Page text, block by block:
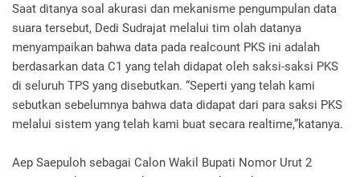
Saat ditanya soal akurasi dan mekanisme pengumpulan data
suara tersebut, Dedi Sudrajat melalui tim olah datanya
menyampaikan bahwa data pada realcount PKS ini adalah
berdasarkan data C1 yang telah didapat oleh saksi-saksi PKS
di seluruh TPS yang disebutkan. “Seperti yang telah kami
sebutkan sebelumnya bahwa data didapat dari para saksi PKS
melalui sistem yang telah kami buat secara realtime,”katanya.
Aep Saepuloh sebagai Calon Wakil Bupati Nomor Urut 2